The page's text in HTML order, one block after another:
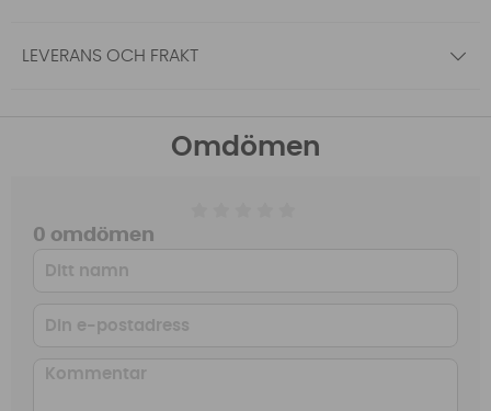
LEVERANS OCH FRAKT
Omdömen
0 omdömen